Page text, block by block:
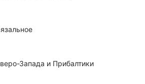
Запада и Прибалтики